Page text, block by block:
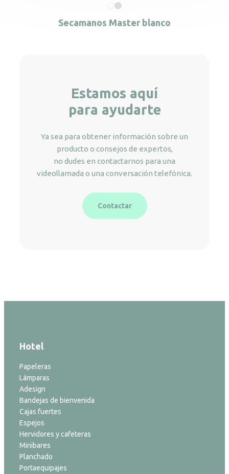
Secamanos Master blanco
Estamos aquí
para ayudarte
Ya sea para obtener información sobre un
producto o consejos de expertos,
no dudes en contactarnos para una
videollamada o una conversación telefónica.
Contactar
Hotel
Papeleras
Lámparas
Adesign
Bandejas de bienvenida
Cajas fuertes
Espejos
Hervidores y cafeteras
Minibares
Planchado
Portaequipajes